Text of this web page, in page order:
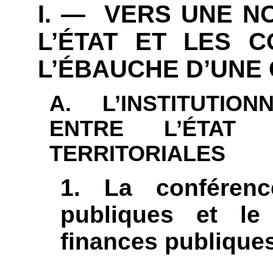
I. — VERS UNE
L’ÉTAT ET LES
L’ÉBAUCHE
A.
ENTRE L’ÉTAT
TERRITORIALES
1. La
publiques et le
finances